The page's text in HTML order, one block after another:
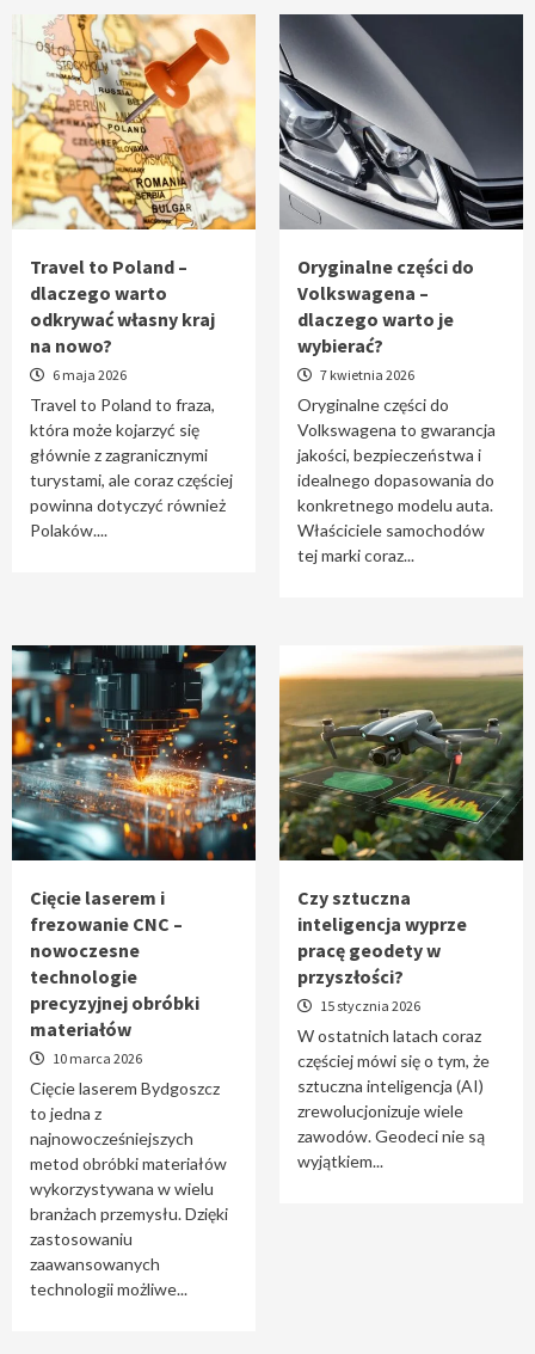
4
Czy sztuczna inteligencja wyprze pracę
geodety w przyszłości?
5
Tworzenie aplikacji internetowych – jak
powstają nowoczesne rozwiązania cyfrowe
1
Travel to Poland – dlaczego warto odkrywać
własny kraj na nowo?
2
Oryginalne części do Volkswagena –
dlaczego warto je wybierać?
Cięcie laserem i frezowanie CNC –
4
Czy sztuczna inteligencja wyprze pracę
geodety w przyszłości?
5
Tworzenie aplikacji internetowych – jak
powstają nowoczesne rozwiązania cyfrowe
Travel to Poland –
dlaczego warto
odkrywać własny kraj
na nowo?
6 maja 2026
Travel to Poland to fraza,
która może kojarzyć się
głównie z zagranicznymi
turystami, ale coraz częściej
powinna dotyczyć również
Polaków....
Oryginalne części do
Volkswagena –
dlaczego warto je
wybierać?
7 kwietnia 2026
Oryginalne części do
Volkswagena to gwarancja
jakości, bezpieczeństwa i
idealnego dopasowania do
konkretnego modelu auta.
Właściciele samochodów
tej marki coraz...
Cięcie laserem i
frezowanie CNC –
nowoczesne
technologie
precyzyjnej obróbki
materiałów
10 marca 2026
Cięcie laserem Bydgoszcz
to jedna z
najnowocześniejszych
metod obróbki materiałów
wykorzystywana w wielu
branżach przemysłu. Dzięki
zastosowaniu
zaawansowanych
technologii możliwe...
Czy sztuczna
inteligencja wyprze
pracę geodety w
przyszłości?
15 stycznia 2026
W ostatnich latach coraz
częściej mówi się o tym, że
sztuczna inteligencja (AI)
zrewolucjonizuje wiele
zawodów. Geodeci nie są
wyjątkiem...